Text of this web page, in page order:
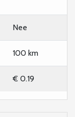
Nee
100 km
€ 0.19